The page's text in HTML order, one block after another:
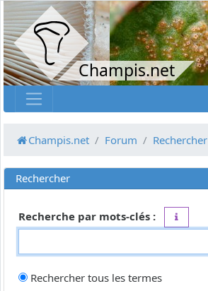
Champis.net
Champis.net Forum Rechercher
Rechercher
Recherche par mots-clés :
Rechercher tous les termes